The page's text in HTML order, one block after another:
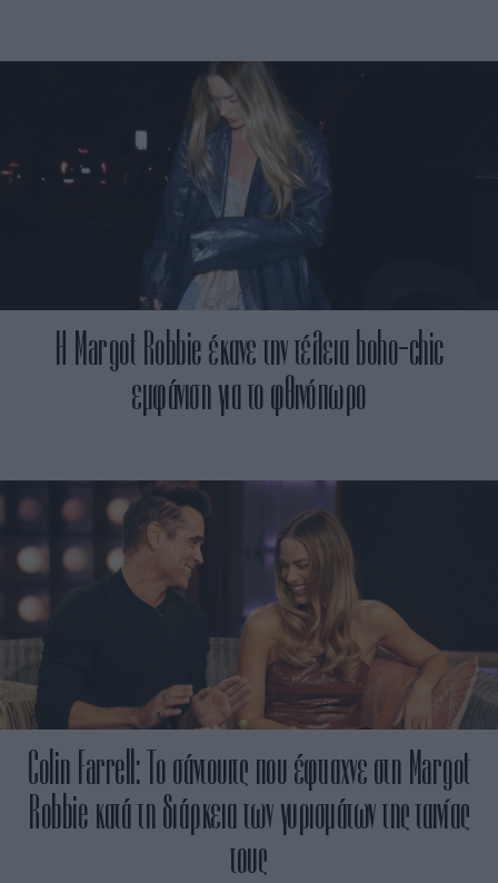
Η Margot Robbie έκανε την τέλεια boho-chic
εμφάνιση για το φθινόπωρο
Colin Farrell: Το σάντουιτς που έφτιαχνε στη Margot
Robbie κατά τη διάρκεια των γυρισμάτων της ταινίας
τους